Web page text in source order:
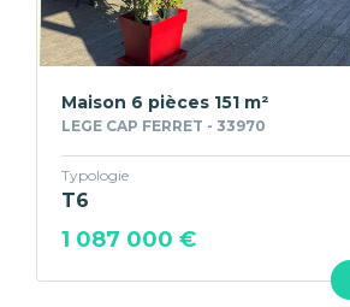
Maison 6 pièces 151 m²
LEGE CAP FERRET - 33970
Typologie
T6
1 087 000 €